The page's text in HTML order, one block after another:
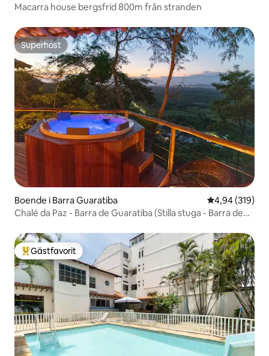
Macarra house bergsfrid 800m från stranden
Superhost
Superhost
Boende i Barra Guaratiba 4,94 av 5 i
4,94 (319)
Chalé da Paz - Barra de Guaratiba (Stilla stuga - Barra de
Populär gästfavorit
Gästfavorit